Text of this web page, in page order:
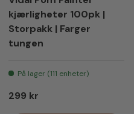
kjærligheter 100pk |
Storpakk | Farger
tungen
På lager (111 enheter)
Vanlig pris
299 kr